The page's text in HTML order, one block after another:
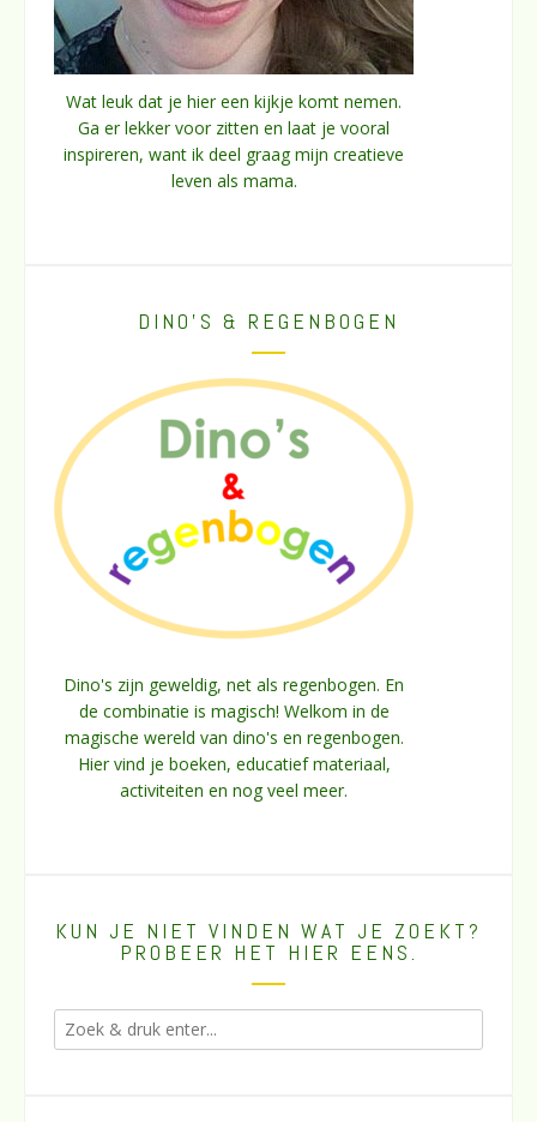
Wat leuk dat je hier een kijkje komt nemen.
Ga er lekker voor zitten en laat je vooral
inspireren, want ik deel graag mijn creatieve
leven als mama.
DINO’S & REGENBOGEN
Dino's zijn geweldig, net als regenbogen. En
de combinatie is magisch! Welkom in de
magische wereld van dino's en regenbogen.
Hier vind je boeken, educatief materiaal,
activiteiten en nog veel meer.
KUN JE NIET VINDEN WAT JE ZOEKT?
PROBEER HET HIER EENS.